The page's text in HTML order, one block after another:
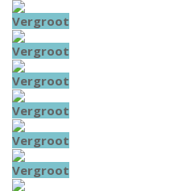
Vergroot
Vergroot
Vergroot
Vergroot
Vergroot
Vergroot